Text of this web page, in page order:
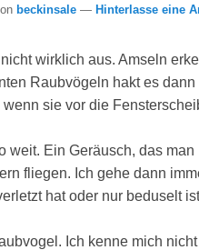
beckinsale — Hinterlasse eine
wirklich aus. Amseln
Raubvögeln hakt es
sie vor die
weit. Ein Geräusch, das
fliegen. Ich gehe dann
hat oder nur beduselt
Ich kenne mich